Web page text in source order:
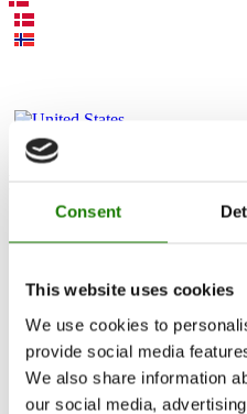
Consent
This website uses cookies
We use cookies to
provide social media
We also share information
our social media,
Brændeovne
Indbyggede gaspejse
Tilbehør til gaspejse
Biopejse
Tilbehør
RAIS 3D
Dokumentation og guides